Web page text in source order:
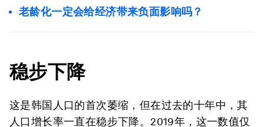
老龄化一定会给经济带来负面影响吗？
稳步下降
这是韩国人口的首次萎缩，但在过去的十年中，其
人口增长率一直在稳步下降。2019年，这一数值仅